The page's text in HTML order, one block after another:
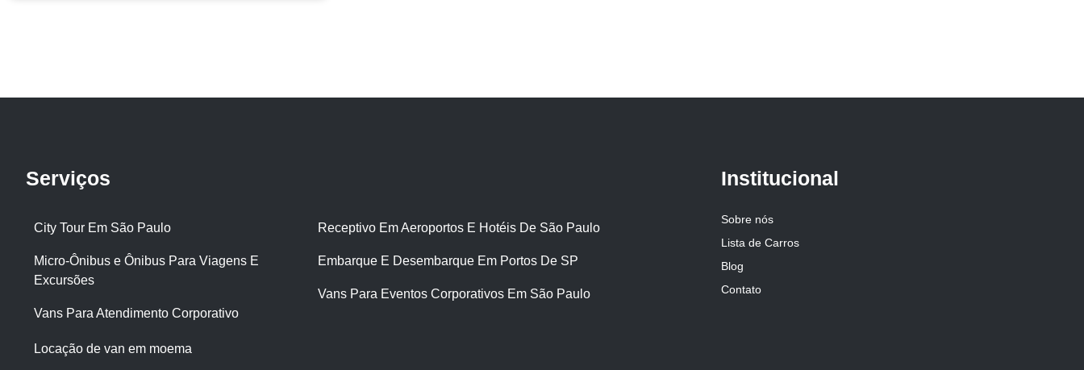
Serviços
City Tour Em São Paulo
Micro-Ônibus e Ônibus Para Viagens E
Excursões
Vans Para Atendimento Corporativo
Receptivo Em Aeroportos E Hotéis De São Paulo
Embarque E Desembarque Em Portos De SP
Vans Para Eventos Corporativos Em São Paulo
Locação de van em moema
Institucional
Sobre nós
Lista de Carros
Blog
Contato